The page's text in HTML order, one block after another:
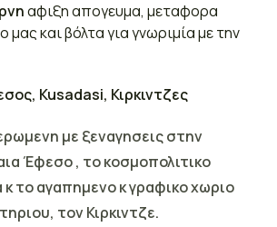
αφιξη απογευμα, μεταφορα
μας και βόλτα για γνωριμία με την
Kusadasi, Κιρκιντζες
με ξεναγησεις στην
Έφεσο , το κοσμοπολιτικο
το αγαπημενο κ γραφικο χωριο
τον Κιρκιντζε.